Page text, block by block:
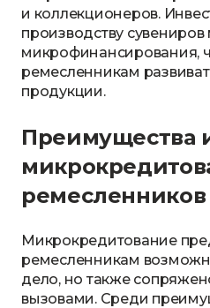
и коллекционеров.
производству
микрофинансирования,
ремесленникам
продукции.
Преимущества
ремесленников
Микрокредитование
ремесленникам
дело, но также
вызовами. Среди